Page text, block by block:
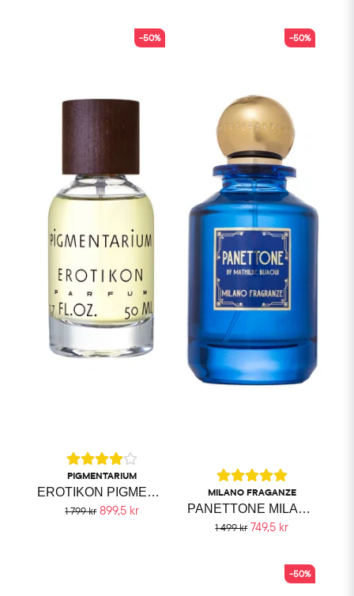
PIGMENTARIUM
EROTIKON PIGMENTARIUM
1 799 kr 899,5 kr
-50%
MILANO FRAGANZE
PANETTONE MILANO FRAGRANZE
1 499 kr 749,5 kr
-50%
-50%